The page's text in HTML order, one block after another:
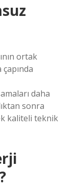
ortak
daha
sonra
kaliteli teknik